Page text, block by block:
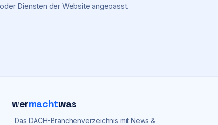
oder Diensten der Website angepasst.
wermachtwas
Das DACH-Branchenverzeichnis mit News &